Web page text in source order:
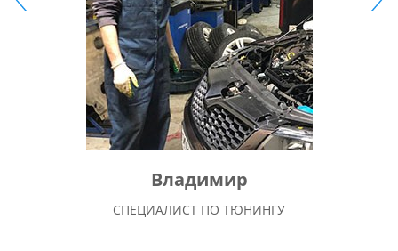
Владимир
СПЕЦИАЛИСТ ПО ТЮНИНГУ